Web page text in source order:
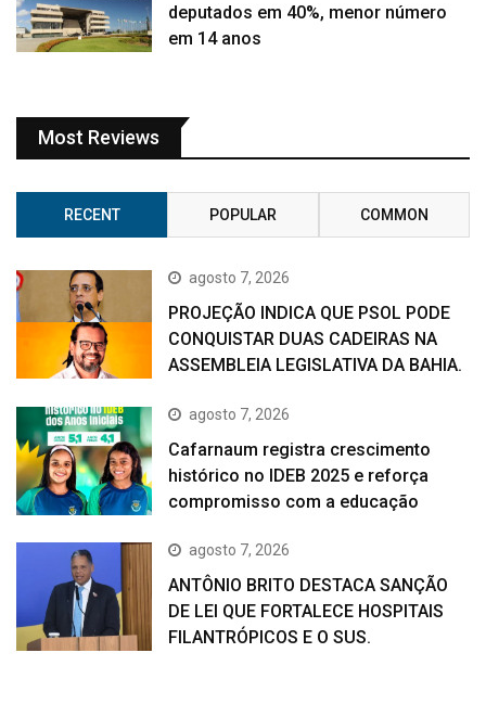
deputados em 40%, menor número
em 14 anos
Most Reviews
RECENT POPULAR COMMON
agosto 7, 2026
PROJEÇÃO INDICA QUE PSOL PODE
CONQUISTAR DUAS CADEIRAS NA
ASSEMBLEIA LEGISLATIVA DA BAHIA.
agosto 7, 2026
Cafarnaum registra crescimento
histórico no IDEB 2025 e reforça
compromisso com a educação
agosto 7, 2026
ANTÔNIO BRITO DESTACA SANÇÃO
DE LEI QUE FORTALECE HOSPITAIS
FILANTRÓPICOS E O SUS.